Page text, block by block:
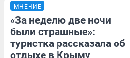
МНЕНИЕ
«За неделю две ночи
были страшные»:
туристка рассказала об
отдыхе в Крыму